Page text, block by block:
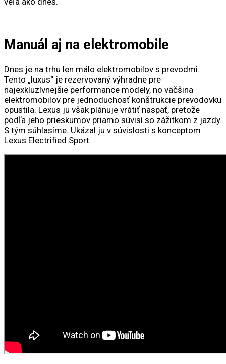
Manuál aj na elektromobile
Dnes je na trhu len málo elektromobilov s prevodmi.
Tento „luxus“ je rezervovaný výhradne pre
najexkluzívnejšie performance modely, no väčšina
elektromobilov pre jednoduchosť konštrukcie prevodovku
opustila. Lexus ju však plánuje vrátiť naspäť, pretože
podľa jeho prieskumov priamo súvisí so zážitkom z jazdy.
S tým súhlasíme. Ukázal ju v súvislosti s konceptom
Lexus Electrified Sport.